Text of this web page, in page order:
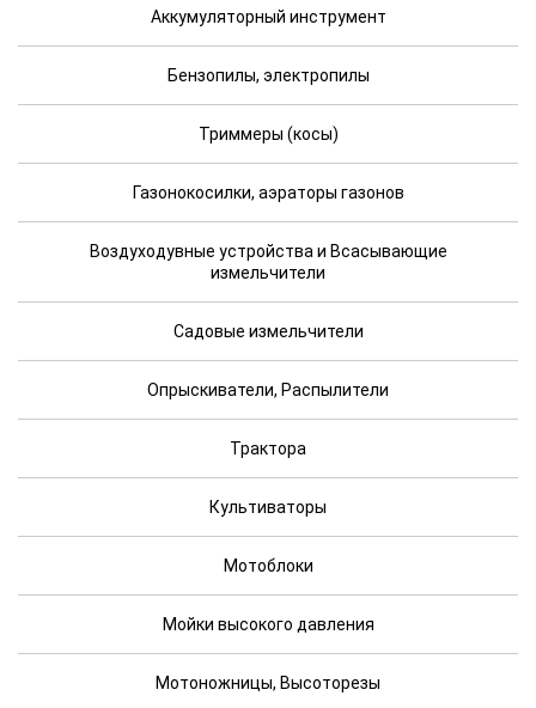
Аккумуляторный инструмент
Бензопилы, электропилы
Триммеры (косы)
Газонокосилки, аэраторы газонов
Воздуходувные устройства и Всасывающие
измельчители
Садовые измельчители
Опрыскиватели, Распылители
Трактора
Культиваторы
Мотоблоки
Мойки высокого давления
Мотоножницы, Высоторезы